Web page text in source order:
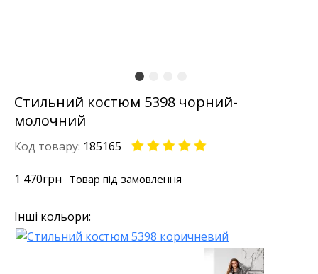
Стильний костюм 5398 чорний-
молочний
Код товару: 185165
1 470грн Товар під замовлення
Інші кольори: